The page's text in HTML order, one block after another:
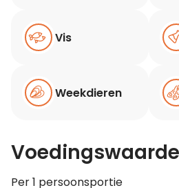
Vis
Weekdieren
Per 1 persoonsportie